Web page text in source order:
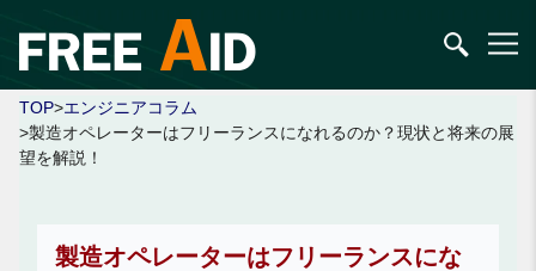
TOP>エンジニアコラム
>製造オペレーターはフリーランスになれるのか？現状と将来の展
望を解説！
製造オペレーターはフリーランスにな